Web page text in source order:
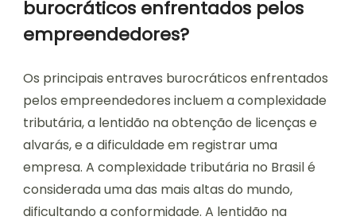
burocráticos enfrentados pelos
empreendedores?
Os principais entraves burocráticos enfrentados
pelos empreendedores incluem a complexidade
tributária, a lentidão na obtenção de licenças e
alvarás, e a dificuldade em registrar uma
empresa. A complexidade tributária no Brasil é
considerada uma das mais altas do mundo,
dificultando a conformidade. A lentidão na